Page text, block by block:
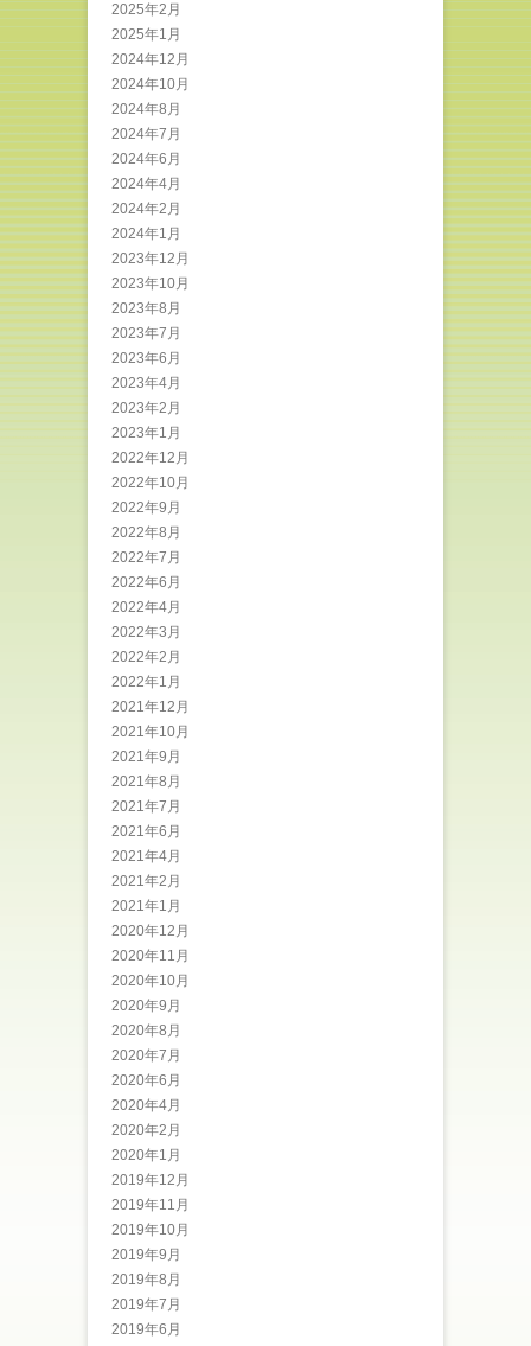
2025年2月
2025年1月
2024年12月
2024年10月
2024年8月
2024年7月
2024年6月
2024年4月
2024年2月
2024年1月
2023年12月
2023年10月
2023年8月
2023年7月
2023年6月
2023年4月
2023年2月
2023年1月
2022年12月
2022年10月
2022年9月
2022年8月
2022年7月
2022年6月
2022年4月
2022年3月
2022年2月
2022年1月
2021年12月
2021年10月
2021年9月
2021年8月
2021年7月
2021年6月
2021年4月
2021年2月
2021年1月
2020年12月
2020年11月
2020年10月
2020年9月
2020年8月
2020年7月
2020年6月
2020年4月
2020年2月
2020年1月
2019年12月
2019年11月
2019年10月
2019年9月
2019年8月
2019年7月
2019年6月